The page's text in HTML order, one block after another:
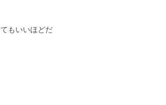
もいいほどだ